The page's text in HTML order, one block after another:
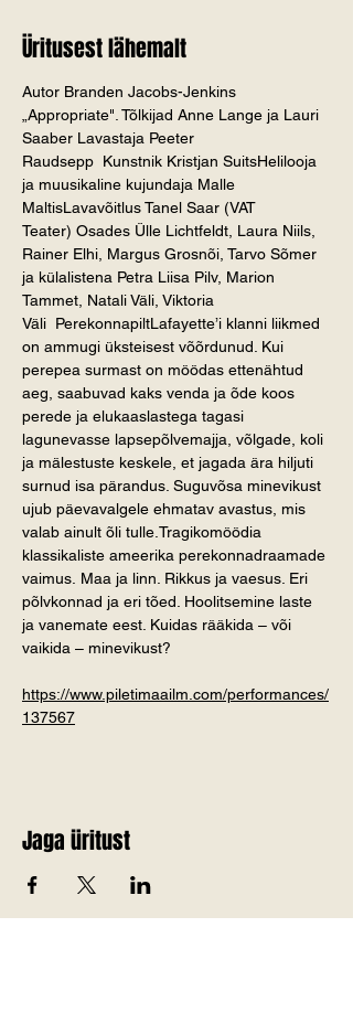
Üritusest lähemalt
Autor Branden Jacobs-Jenkins
„Appropriate". Tõlkijad Anne Lange ja Lauri
Saaber Lavastaja Peeter
Raudsepp  Kunstnik Kristjan SuitsHelilooja
ja muusikaline kujundaja Malle
MaltisLavavõitlus Tanel Saar (VAT
Teater) Osades Ülle Lichtfeldt, Laura Niils,
Rainer Elhi, Margus Grosnõi, Tarvo Sõmer
ja külalistena Petra Liisa Pilv, Marion
Tammet, Natali Väli, Viktoria
Väli  PerekonnapiltLafayette’i klanni liikmed
on ammugi üksteisest võõrdunud. Kui
perepea surmast on möödas ettenähtud
aeg, saabuvad kaks venda ja õde koos
perede ja elukaaslastega tagasi
lagunevasse lapsepõlvemajja, võlgade, koli
ja mälestuste keskele, et jagada ära hiljuti
surnud isa pärandus. Suguvõsa minevikust
ujub päevavalgele ehmatav avastus, mis
valab ainult õli tulle.Tragikomöödia
klassikaliste ameerika perekonnadraamade
vaimus. Maa ja linn. Rikkus ja vaesus. Eri
põlvkonnad ja eri tõed. Hoolitsemine laste
ja vanemate eest. Kuidas rääkida – või
vaikida – minevikust?
https://www.piletimaailm.com/performances/
137567
Jaga üritust